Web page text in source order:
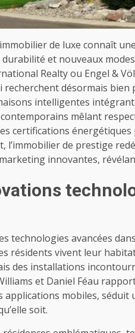
de luxe connaît
et nouveaux modes
Realty ou Engel &
désormais bien
intelligentes
mêlant
certifications
l’immobilier de prestige
innovantes,
technologies avancées
résidents vivent leur
des installations
et Daniel Féau
applications mobiles,
soit.